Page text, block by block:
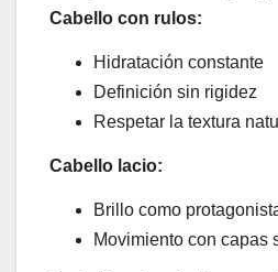
Cabello con rulos:
Hidratación constante
Definición sin rigidez
Respetar la textura
Cabello lacio:
Brillo como
Movimiento con capas